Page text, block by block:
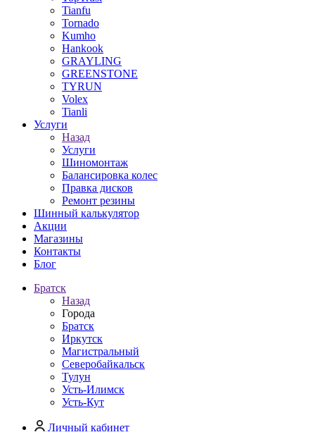
Tianfu
Tornado
Kumho
Hankook
GRAYLING
GREENSTONE
TYRUN
Volex
Tianli
Услуги
Назад
Услуги
Шиномонтаж
Балансировка колес
Правка дисков
Ремонт резины
Шинный калькулятор
Акции
Магазины
Контакты
Блог
Братск
Назад
Города
Братск
Иркутск
Магистральный
Северобайкальск
Тулун
Усть-Илимск
Усть-Кут
Личный кабинет